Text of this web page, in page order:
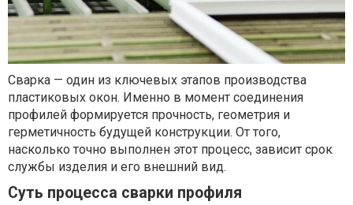
Сварка — один из ключевых этапов производства
пластиковых окон. Именно в момент соединения
профилей формируется прочность, геометрия и
герметичность будущей конструкции. От того,
насколько точно выполнен этот процесс, зависит срок
службы изделия и его внешний вид.
Суть процесса сварки профиля